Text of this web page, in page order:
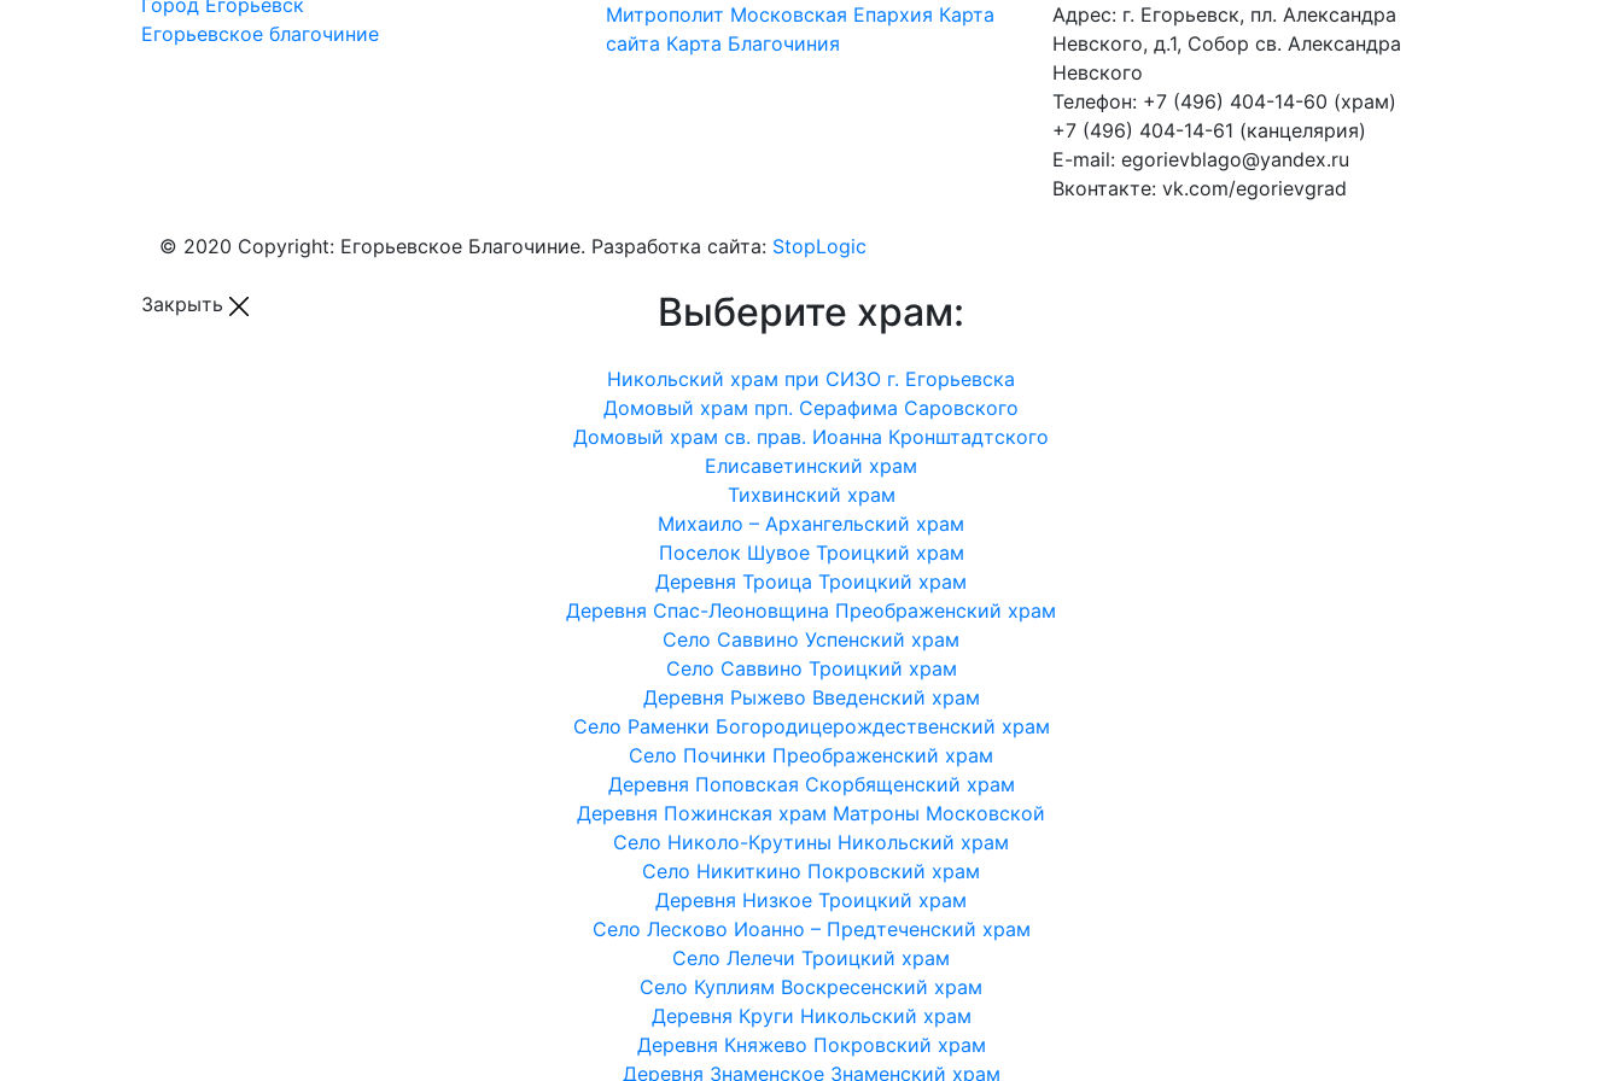
Город Егорьевск
Егорьевское благочиние
Митрополит Московская Епархия Карта
сайта Карта Благочиния
Адрес: г. Егорьевск, пл. Александра
Невского, д.1, Собор св. Александра
Невского
Телефон: +7 (496) 404-14-60 (храм)
+7 (496) 404-14-61 (канцелярия)
E-mail: egorievblago@yandex.ru
Вконтакте: vk.com/egorievgrad
© 2020 Copyright: Егорьевское Благочиние. Разработка сайта: StopLogic
Закрыть Выберите храм:
Никольский храм при СИЗО г. Егорьевска
Домовый храм прп. Серафима Саровского
Домовый храм св. прав. Иоанна Кронштадтского
Елисаветинский храм
Тихвинский храм
Михаило – Архангельский храм
Поселок Шувое Троицкий храм
Деревня Троица Троицкий храм
Деревня Спас-Леоновщина Преображенский храм
Село Саввино Успенский храм
Село Саввино Троицкий храм
Деревня Рыжево Введенский храм
Село Раменки Богородицерождественский храм
Село Починки Преображенский храм
Деревня Поповская Скорбященский храм
Деревня Пожинская храм Матроны Московской
Село Николо-Крутины Никольский храм
Село Никиткино Покровский храм
Деревня Низкое Троицкий храм
Село Лесково Иоанно – Предтеченский храм
Село Лелечи Троицкий храм
Село Куплиям Воскресенский храм
Деревня Круги Никольский храм
Деревня Княжево Покровский храм
Деревня Знаменское Знаменский храм